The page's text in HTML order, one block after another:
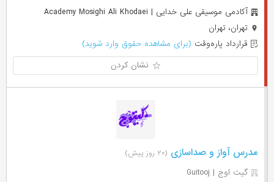
آکادمی موسیقی علی خدایی | Academy Mosighi Ali Khodaei
تهران، تهران
قرارداد پاره‌وقت (برای مشاهده حقوق وارد شوید)
نشان کردن
مدرس آواز و صداسازی (۲۰ روز پیش)
گیت اوج | Guitooj